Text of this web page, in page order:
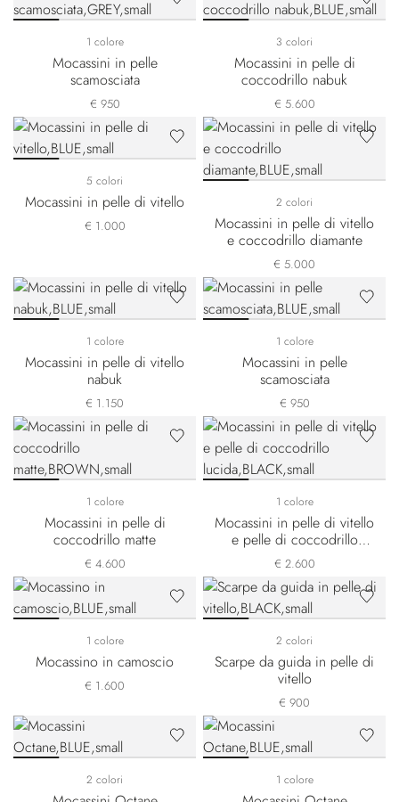
1 colore
Mocassini in pelle
scamosciata
€ 950
3 colori
Mocassini in pelle di
coccodrillo nabuk
€ 5.600
5 colori
Mocassini in pelle di vitello
€ 1.000
2 colori
Mocassini in pelle di vitello
e coccodrillo diamante
€ 5.000
1 colore
Mocassini in pelle di vitello
nabuk
€ 1.150
1 colore
Mocassini in pelle
scamosciata
€ 950
1 colore
Mocassini in pelle di
coccodrillo matte
€ 4.600
1 colore
Mocassini in pelle di vitello
e pelle di coccodrillo
lucida
€ 2.600
1 colore
Mocassino in camoscio
€ 1.600
2 colori
Scarpe da guida in pelle di
vitello
€ 900
2 colori 1 colore